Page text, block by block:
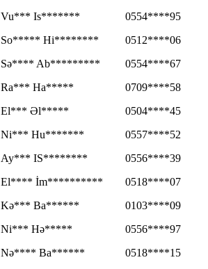
Vu*** Is*******
0554****95
So***** Hi********
0512****06
Sə**** Ab*********
0554****67
Ra*** Ha*****
0709****58
El*** Əl*****
0504****45
Ni*** Hu*******
0557****52
Ay*** IS********
0556****39
El**** İm**********
0518****07
Kə*** Ba******
0103****09
Ni*** Hə*****
0556****97
Nə**** Ba******
0518****15